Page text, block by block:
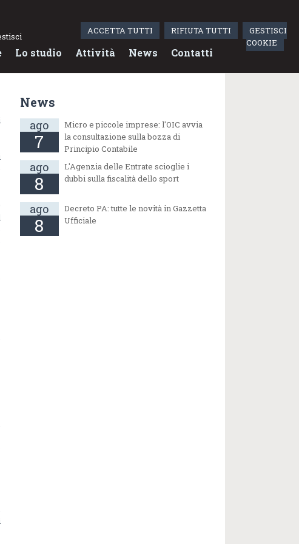
ACCETTA TUTTI RIFIUTA TUTTI
GESTISCI
COOKIE
Lo studio Attività News Contatti
News
ago
7
Micro e piccole imprese: l'OIC avvia
la consultazione sulla bozza di
Principio Contabile
ago
8
L'Agenzia delle Entrate scioglie i
dubbi sulla fiscalità dello sport
ago
8
Decreto PA: tutte le novità in Gazzetta
Ufficiale